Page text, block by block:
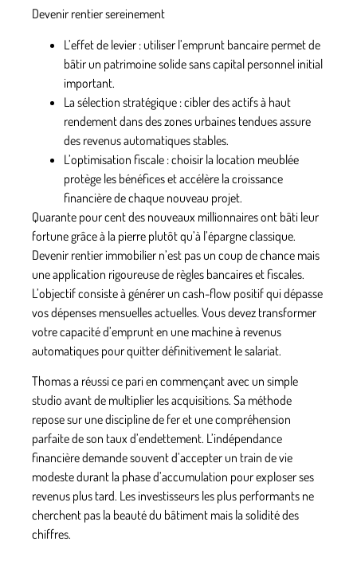
Devenir rentier sereinement
L’effet de levier : utiliser l’emprunt bancaire permet de
bâtir un patrimoine solide sans capital personnel initial
important.
La sélection stratégique : cibler des actifs à haut
rendement dans des zones urbaines tendues assure
des revenus automatiques stables.
L’optimisation fiscale : choisir la location meublée
protège les bénéfices et accélère la croissance
financière de chaque nouveau projet.
Quarante pour cent des nouveaux millionnaires ont bâti leur
fortune grâce à la pierre plutôt qu’à l’épargne classique.
Devenir rentier immobilier n’est pas un coup de chance mais
une application rigoureuse de règles bancaires et fiscales.
L’objectif consiste à générer un cash-flow positif qui dépasse
vos dépenses mensuelles actuelles. Vous devez transformer
votre capacité d’emprunt en une machine à revenus
automatiques pour quitter définitivement le salariat.
Thomas a réussi ce pari en commençant avec un simple
studio avant de multiplier les acquisitions. Sa méthode
repose sur une discipline de fer et une compréhension
parfaite de son taux d’endettement. L’indépendance
financière demande souvent d’accepter un train de vie
modeste durant la phase d’accumulation pour exploser ses
revenus plus tard. Les investisseurs les plus performants ne
cherchent pas la beauté du bâtiment mais la solidité des
chiffres.